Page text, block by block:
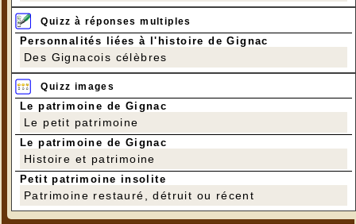
Quizz à réponses multiples
Personnalités liées à l'histoire de Gignac
Des Gignacois célèbres
Quizz images
Le patrimoine de Gignac
Le petit patrimoine
Le patrimoine de Gignac
Histoire et patrimoine
Petit patrimoine insolite
Patrimoine restauré, détruit ou récent